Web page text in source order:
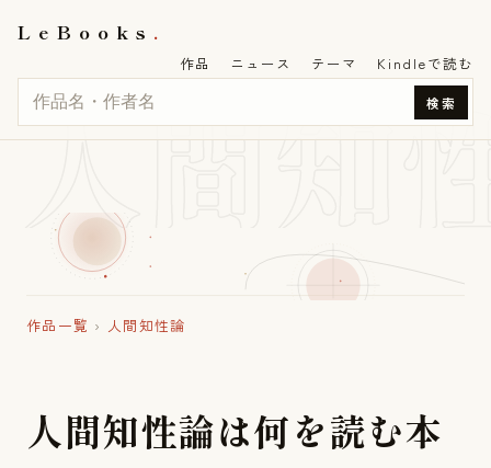
LeBooks
検索
作品 ニュース テーマ Kindleで読む
人間知
作品一覧 › 人間知性論
人間知性論は何を読む本